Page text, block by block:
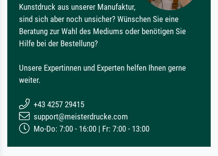
Kunstdruck aus unserer Manufaktur,
sind sich aber noch unsicher? Wünschen Sie eine
Beratung zur Wahl des Mediums oder benötigen Sie
Hilfe bei der Bestellung?
Unsere Expertinnen und Experten helfen Ihnen gerne
weiter.
+43 4257 29415
support@meisterdrucke.com
Mo-Do: 7:00 - 16:00 | Fr: 7:00 - 13:00